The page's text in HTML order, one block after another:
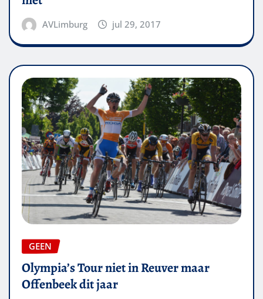
AVLimburg jul 29, 2017
GEEN
Olympia’s Tour niet in Reuver maar
Offenbeek dit jaar